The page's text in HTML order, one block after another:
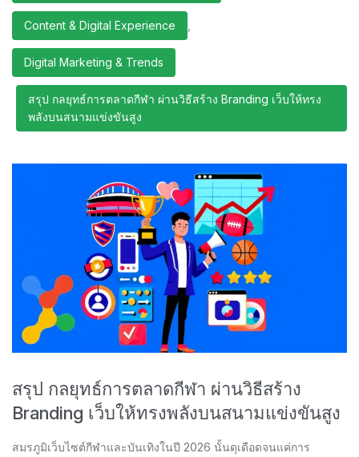
Content & Digital Experience
Digital Marketing & Trends
สรุป กลยุทธ์การตลาดกีฬา ผ่านวิธีสร้าง Branding เว็บให้ทรง
พลังบนสนามแข่งขันสูง
สรุป กลยุทธ์การตลาดกีฬา ผ่านวิธีสร้าง
Branding เว็บให้ทรงพลังบนสนามแข่งขันสูง
สมรภูมิเว็บไซต์กีฬาและบันเทิงในปี 2026 นั้นดุเดือดจนแค่การ